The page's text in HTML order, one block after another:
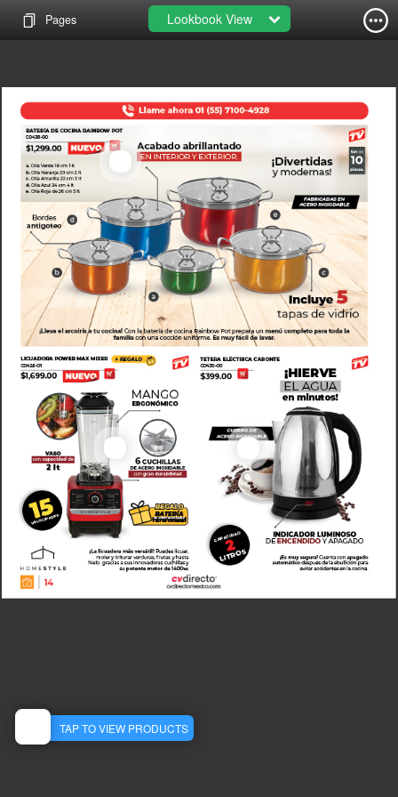
Batería de cocina Rainbow Pot -D
C0438-00
MXN 1299.00
View Detail
C0428-01
MXN1699.00
View Detail
Tetera eléctrica Ceres - D
C0430-00
MXN
View Detail
TAP TO VIEW PRODUCTS
Pages Lookbook View